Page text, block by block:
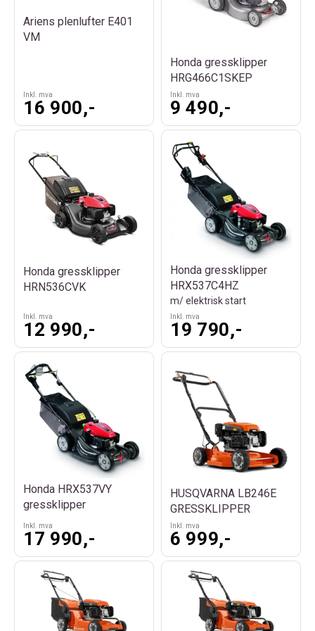
Honda, Husqvarna, og Stiga, slik at du er sikret gressklippere av
god kvalitet. Klipperen har originale deler som varer i mange år.
Skulle du trenge hjelp til å finne riktig gressklipper, så er det bare å
post@norlett.no
så hjelper vi deg med å
Ariens plenlufter E401
VM
Inkl. mva
16 900,-
Honda gressklipper
HRG466C1SKEP
Inkl. mva
9 490,-
Honda gressklipper
HRN536CVK
Inkl. mva
12 990,-
Honda gressklipper
HRX537C4HZ
m/ elektrisk start
Inkl. mva
19 790,-
Honda HRX537VY
gressklipper
Inkl. mva
17 990,-
HUSQVARNA LB246E
GRESSKLIPPER
Inkl. mva
6 999,-